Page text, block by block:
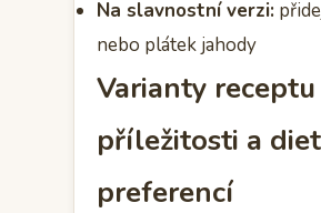
Na slavnostní verzi:
nebo plátek jahody
Varianty
příležitosti a
preferencí